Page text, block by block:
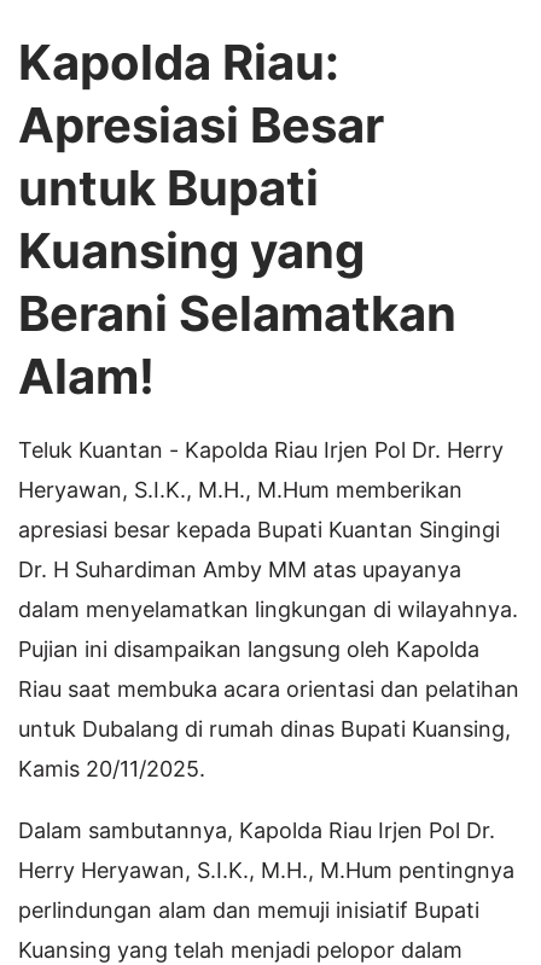
Kapolda Riau:
Apresiasi Besar
untuk Bupati
Kuansing yang
Berani Selamatkan
Alam!
Teluk Kuantan - Kapolda Riau Irjen Pol Dr. Herry
Heryawan, S.I.K., M.H., M.Hum memberikan
apresiasi besar kepada Bupati Kuantan Singingi
Dr. H Suhardiman Amby MM atas upayanya
dalam menyelamatkan lingkungan di wilayahnya.
Pujian ini disampaikan langsung oleh Kapolda
Riau saat membuka acara orientasi dan pelatihan
untuk Dubalang di rumah dinas Bupati Kuansing,
Kamis 20/11/2025.
Dalam sambutannya, Kapolda Riau Irjen Pol Dr.
Herry Heryawan, S.I.K., M.H., M.Hum pentingnya
perlindungan alam dan memuji inisiatif Bupati
Kuansing yang telah menjadi pelopor dalam